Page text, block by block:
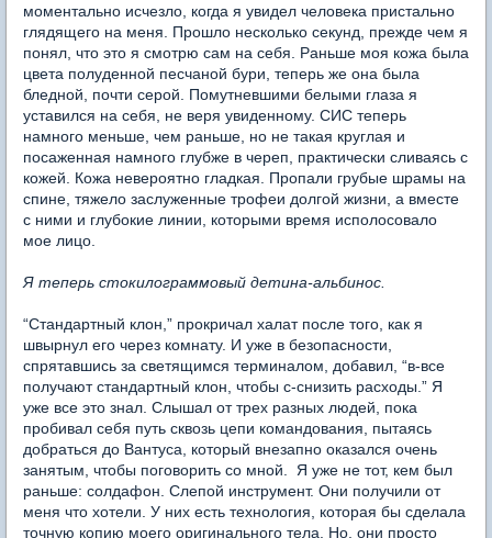
моментально исчезло, когда я увидел человека пристально
глядящего на меня. Прошло несколько секунд, прежде чем я
понял, что это я смотрю сам на себя. Раньше моя кожа была
цвета полуденной песчаной бури, теперь же она была
бледной, почти серой. Помутневшими белыми глаза я
уставился на себя, не веря увиденному. СИС теперь
намного меньше, чем раньше, но не такая круглая и
посаженная намного глубже в череп, практически сливаясь с
кожей. Кожа невероятно гладкая. Пропали грубые шрамы на
спине, тяжело заслуженные трофеи долгой жизни, а вместе
с ними и глубокие линии, которыми время исполосовало
мое лицо.
Я теперь стокилограммовый детина-альбинос.
“Стандартный клон,” прокричал халат после того, как я
швырнул его через комнату. И уже в безопасности,
спрятавшись за светящимся терминалом, добавил, “в-все
получают стандартный клон, чтобы с-снизить расходы.” Я
уже все это знал. Слышал от трех разных людей, пока
пробивал себя путь сквозь цепи командования, пытаясь
добраться до Вантуса, который внезапно оказался очень
занятым, чтобы поговорить со мной. Я уже не тот, кем был
раньше: солдафон. Слепой инструмент. Они получили от
меня что хотели. У них есть технология, которая бы сделала
точную копию моего оригинального тела. Но, они просто